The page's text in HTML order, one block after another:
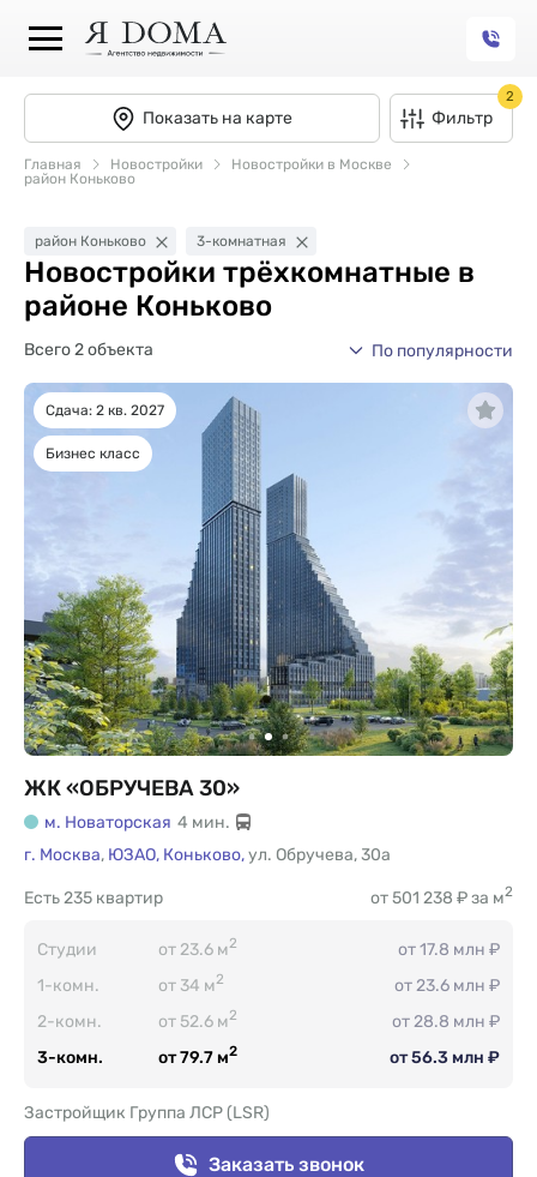
Показать на карте Фильтр
2
Главная Новостройки
Новостройки в Москве
район Коньково
район Коньково 3-комнатная
Новостройки трёхкомнатные в
районе Коньково
Всего 2 объекта По популярности
ЖК «ОБРУЧЕВА 30»
м. Новаторская 4 мин.
г. Москва, ЮЗАО, Коньково,ул. Обручева,30а
235 квартир
Есть от 501 238 ₽ за м2
Студии от 23.6 м2
от 17.8 млн ₽
1-комн.
от 34 м2
от 23.6 млн ₽
2-комн.
от 52.6 м2
от 28.8 млн ₽
3-комн.
от 79.7 м2 от 56.3 млн ₽
Застройщик Группа ЛСР (LSR)
Заказать звонок
Сдача: 2 кв. 2027
Бизнес класс